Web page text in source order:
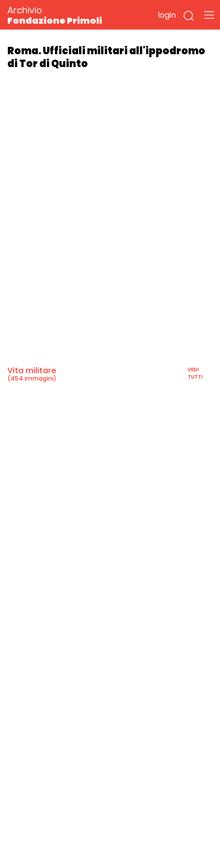
Archivio
Fondazione Primoli
login
Roma. Ufficiali militari all'ippodromo
di Tor di Quinto
Vita militare
(454 immagini)
VEDI
TUTTI